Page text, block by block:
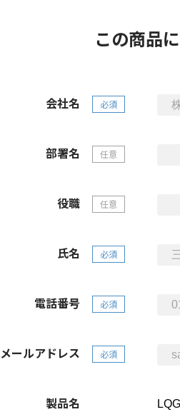
この商品
会社名 必須
部署名 任意
役職 任意
氏名 必須
電話番号 必須
メールアドレス 必須
製品名